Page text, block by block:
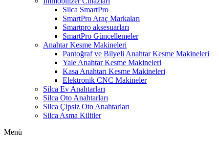
Silca SmartPro
SmartPro Araç Markaları
Smartpro aksesuarları
SmartPro Güncellemeler
Anahtar Kesme Makineleri
Pantoğraf ve Bilyeli Anahtar Kesme Makineleri
Yale Anahtar Kesme Makineleri
Kasa Anahtarı Kesme Makineleri
Elektronik CNC Makineler
Silca Ev Anahtarları
Silca Oto Anahtarları
Silca Çipsiz Oto Anahtarları
Silca Asma Kilitler
Menü